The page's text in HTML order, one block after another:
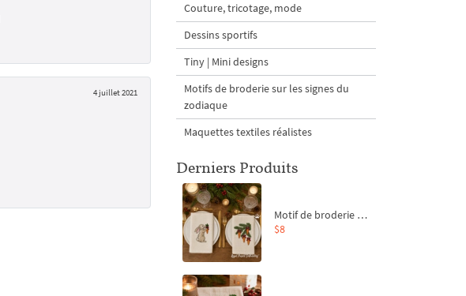
4 juillet 2021
Couture, tricotage, mode
Dessins sportifs
Tiny | Mini designs
Motifs de broderie sur les signes du
zodiaque
Maquettes textiles réalistes
Derniers Produits
Motif de broderie machine Branche de sapin et carottes - 4 tailles
$8